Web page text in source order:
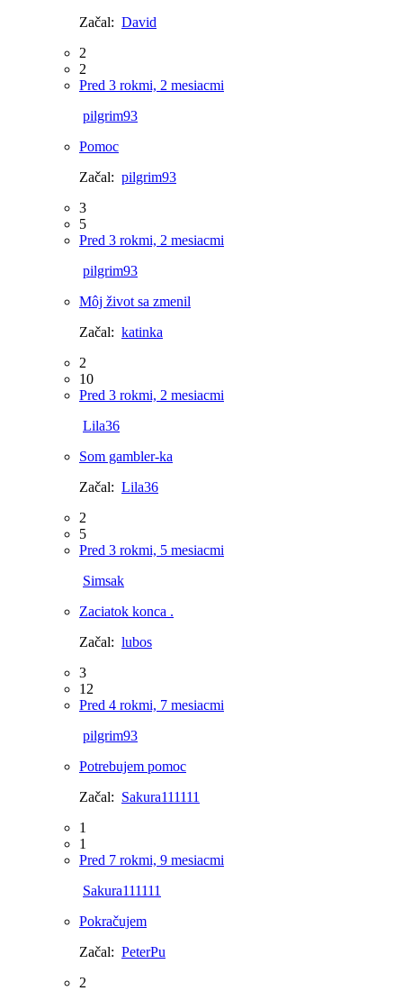
Začal: David
2
2
Pred 3 rokmi, 2 mesiacmi
pilgrim93
Pomoc
Začal: pilgrim93
3
5
Pred 3 rokmi, 2 mesiacmi
pilgrim93
Môj život sa zmenil
Začal: katinka
2
10
Pred 3 rokmi, 2 mesiacmi
Lila36
Som gambler-ka
Začal: Lila36
2
5
Pred 3 rokmi, 5 mesiacmi
Simsak
Zaciatok konca .
Začal: lubos
3
12
Pred 4 rokmi, 7 mesiacmi
pilgrim93
Potrebujem pomoc
Začal: Sakura111111
1
1
Pred 7 rokmi, 9 mesiacmi
Sakura111111
Pokračujem
Začal: PeterPu
2